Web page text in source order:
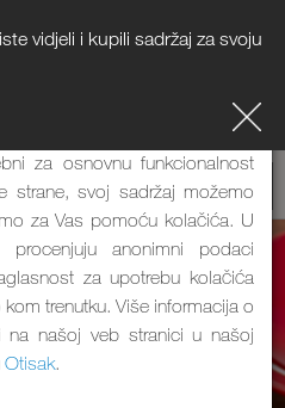
vidjeli i kupili sadržaj za svoju
Oni imaju dve funkcije: S
za osnovnu funkcionalnost
strane, svoj sadržaj možemo
za Vas pomoću kolačića. U
anonimni podaci
za upotrebu kolačića
trenutku. Više informacija o
na našoj veb stranici u našoj
Otisak.